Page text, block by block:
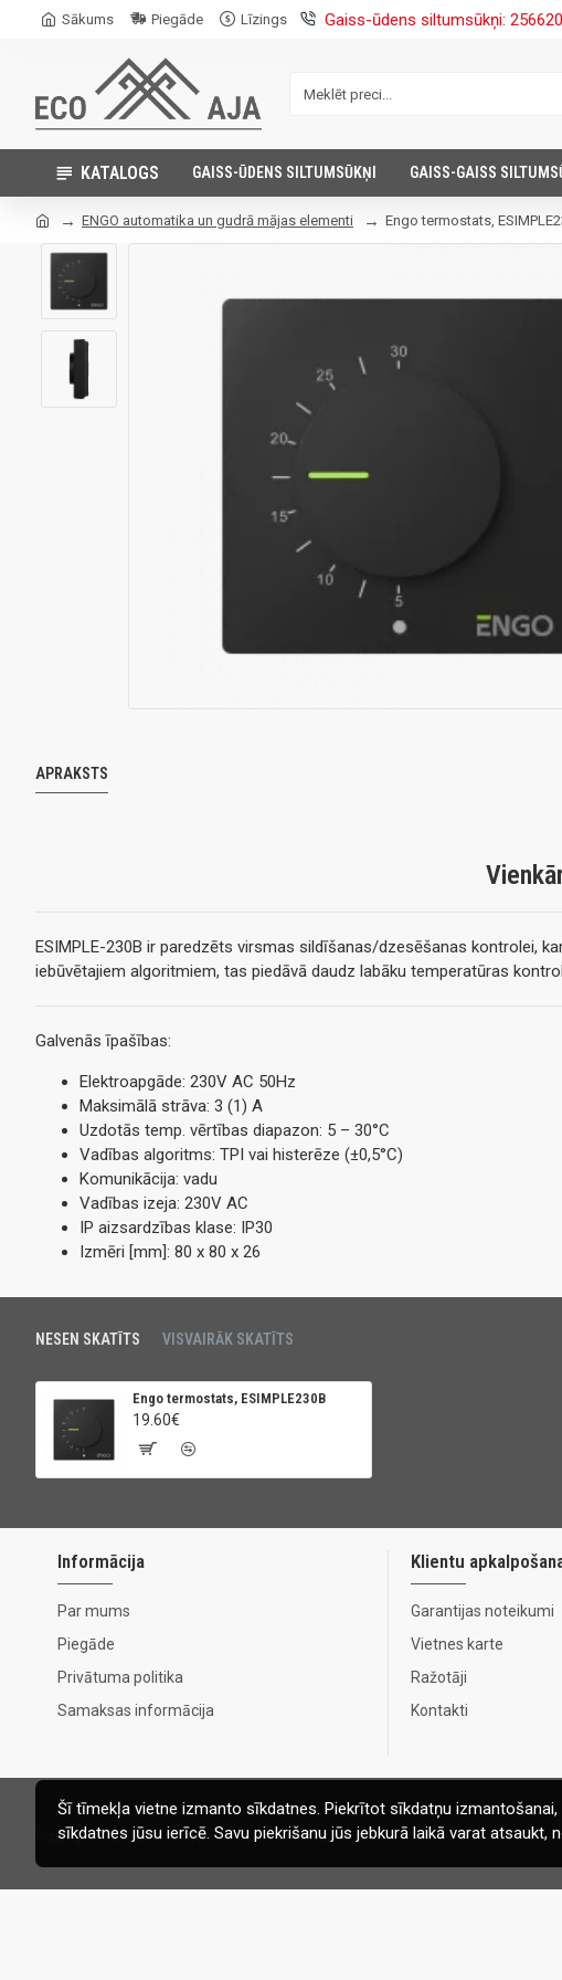
Sākums Piegāde Līzings Gaiss-ūdens siltumsūkņi:
KATALOGS GAISS-ŪDENS SILTUMSŪKŅI GAISS-GAISS
ENGO automatika un gudrā mājas elementi Engo termostats,
APRAKSTS
ESIMPLE-230B ir paredzēts virsmas sildīšanas/dzesēšanas kontrolei,
iebūvētajiem algoritmiem, tas piedāvā daudz labāku temperatūras
Galvenās īpašības:
Elektroapgāde: 230V AC 50Hz
Maksimālā strāva: 3 (1) A
Uzdotās temp. vērtības diapazon: 5 – 30°C
Vadības algoritms: TPI vai histerēze (±0,5°C)
Komunikācija: vadu
Vadības izeja: 230V AC
IP aizsardzības klase: IP30
Izmēri [mm]: 80 x 80 x 26
NESEN SKATĪTS VISVAIRĀK SKATĪTS
Engo termostats, ESIMPLE230B
19.60€
Informācija
Par mums
Piegāde
Privātuma politika
Samaksas informācija
Klientu
Garantijas noteikumi
Vietnes karte
Ražotāji
Kontakti
Copyright © 2020, Ecomaja.lv. Visas tiesības aizsargātas
Šī tīmekļa vietne izmanto sīkdatnes. Piekrītot sīkdatņu
sīkdatnes jūsu ierīcē. Savu piekrišanu jūs jebkurā laikā varat atsaukt,